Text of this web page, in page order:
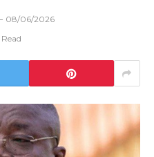
08/06/2026